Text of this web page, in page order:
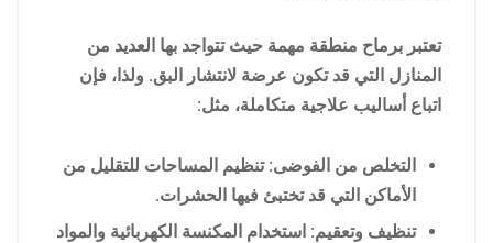
تعتبر برماح منطقة مهمة حيث تتواجد بها العديد من
المنازل التي قد تكون عرضة لانتشار البق. ولذا، فإن
اتباع أساليب علاجية متكاملة، مثل:
التخلص من الفوضى: تنظيم المساحات للتقليل من
الأماكن التي قد تختبئ فيها الحشرات.
تنظيف وتعقيم: استخدام المكنسة الكهربائية والمواد